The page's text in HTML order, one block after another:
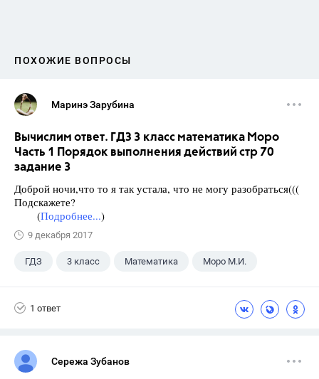
ПОХОЖИЕ ВОПРОСЫ
Маринэ Зарубина
Вычислим ответ. ГДЗ 3 класс математика Моро
Часть 1 Порядок выполнения действий стр 70
задание 3
Доброй ночи,что то я так устала, что не могу разобраться(((
Подскажете?
(Подробнее...)
9 декабря 2017
ГДЗ 3 класс Математика Моро М.И.
1 ответ
Сережа Зубанов